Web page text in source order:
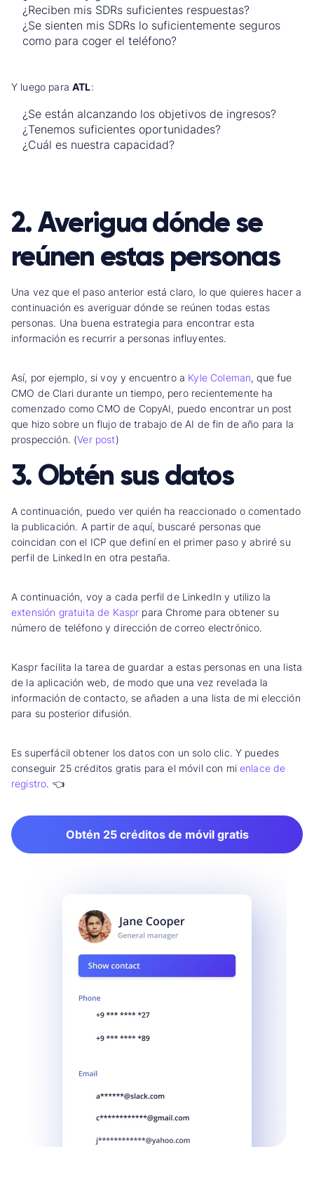
¿Reciben mis SDRs suficientes respuestas?
¿Se sienten mis SDRs lo suficientemente seguros
como para coger el teléfono?
Y luego paraATL:
¿Se están alcanzando los objetivos de ingresos?
¿Tenemos suficientes oportunidades?
¿Cuál es nuestra capacidad?
2. Averigua dónde se
reúnen estas personas
Una vez que el paso anterior está claro, lo que quieres hacer a
continuación es averiguar dónde se reúnen todas estas
personas. Una buena estrategia para encontrar esta
información es recurrir a personas influyentes.
Así, por ejemplo, si voy y encuentro a Kyle Coleman, que fue
CMO de Clari durante un tiempo, pero recientemente ha
comenzado como CMO de CopyAI, puedo encontrar un post
que hizo sobre un flujo de trabajo de AI de fin de año para la
prospección. (Ver post)
3. Obtén sus datos
A continuación, puedo ver quién ha reaccionado o comentado
la publicación. A partir de aquí, buscaré personas que
coincidan con el ICP que definí en el primer paso y abriré su
perfil de LinkedIn en otra pestaña.
A continuación, voy a cada perfil de LinkedIn y utilizo la
extensión gratuita de Kaspr para Chrome para obtener su
número de teléfono y dirección de correo electrónico.
Kaspr facilita la tarea de guardar a estas personas en una lista
de la aplicación web, de modo que una vez revelada la
información de contacto, se añaden a una lista de mi elección
para su posterior difusión.
Es superfácil obtener los datos con un solo clic. Y puedes
conseguir 25 créditos gratis para el móvil con mienlace de
registro. 👈
Obtén 25 créditos de móvil gratis